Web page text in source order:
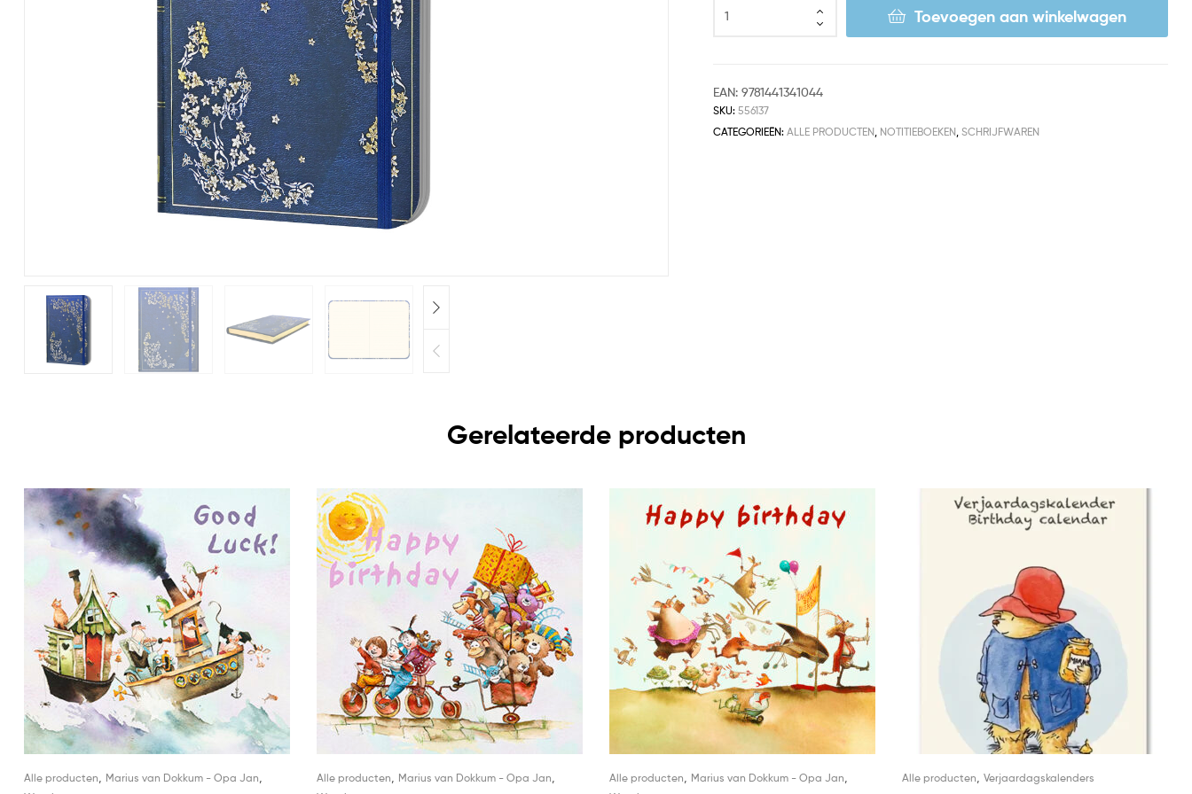
Toevoegen aan winkelwagen
EAN:9781441341044
SKU:556137
CATEGORIEËN:ALLE PRODUCTEN NOTITIEBOEKEN ,SCHRIJFWAREN
Gerelateerde producten
Alle producten, Marius van Dokkum - Opa Jan, Alle producten, Marius van Dokkum - Opa Jan, Alle producten, Marius van Dokkum - Opa Jan, Alle producten, Verjaardagskalenders